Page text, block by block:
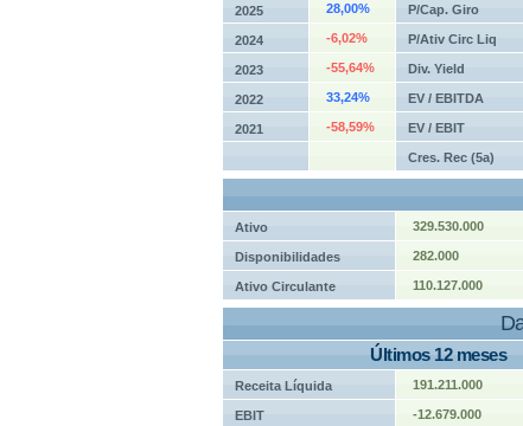
2025 28,00% P/Cap. Giro
2024 -6,02% P/Ativ Circ Liq
2023 -55,64% Div. Yield
2022 33,24% EV / EBITDA
2021 -58,59% EV / EBIT
Cres. Rec (5a)
Ativo 329.530.000
Disponibilidades 282.000
Ativo Circulante 110.127.000
Últimos 12 meses
Receita Líquida 191.211.000
EBIT -12.679.000